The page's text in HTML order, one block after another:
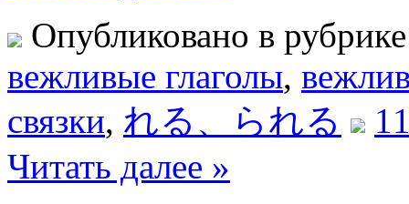
Опубликовано в
вежливые глаголы,
связки, れる、られる
Читать далее »